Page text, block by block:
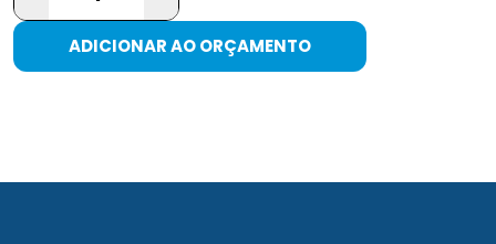
ADICIONAR AO ORÇAMENTO